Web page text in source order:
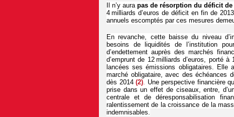
Il n’y aurapas de résorption du déficit de
4 milliards d’euros de déficit en fin de
annuels escomptés par ces mesures
En revanche, cette baisse du niveau
besoins de liquidités de l’institution
d’endettement auprès des marchés
d’emprunt de 12 milliards d’euros, porté
lancées ses émissions obligataires. Elle
marché obligataire, avec des échéances
dès 2014(2). Une perspective financière
prise dans un effet de ciseaux, entre,
centrale et de déresponsabilisation
ralentissement de la croissance de la
indemnisables.